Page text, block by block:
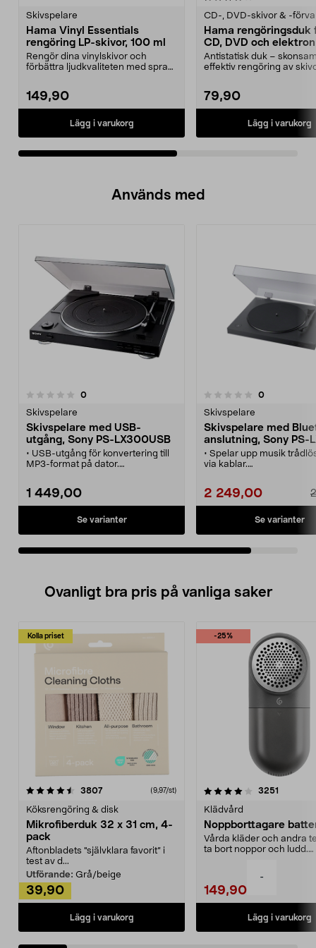
-
Skivspelare
Hama Vinyl Essentials
rengöring LP-skivor, 100 ml
Rengör dina vinylskivor och
förbättra ljudkvaliteten med spray
149,90
Lägg i varukorg
CD-, DVD-skivor & -
Hama rengöringsduk
CD, DVD och
Antistatisk duk –
effektiv rengöring av
79,90
Lägg i varukorg
Används med
0recensioner
Skivspelare
Skivspelare med USB-
utgång, Sony PS-LX300USB
• USB-utgång för konvertering till
MP3-format på dator.
• Statiskt balanserad pickuparm.
• MM-pickup med diamantnål och
RIAA-förstärkare och line-out.
1 449,00
Se varianter
0.0 av 5 stjärnor 0recensioner
Skivspelare
Skivspelare med
anslutning, Sony PS-
• Spelar upp musik
via kablar.
• Funktioner för både
linjeutgång tack var
• Nydesignad tonarm för
2 249,00
Se varianter
Ovanligt bra pris på vanliga saker
Kolla priset
3807recensioner (9,97/st)
Köksrengöring & disk
Mikrofiberduk 32 x 31 cm, 4-
pack
Aftonbladets "självklara favorit” i
test av d...
Utförande: Grå/beige
39,90
Lägg i varukorg
-25%
4.0av 5 stjärnor 3251
Klädvård
Noppborttagare
Vårda kläder och andra
ta bort noppor och ludd.
149,90
Lägg i varukorg
4.5av 5 stjärnor